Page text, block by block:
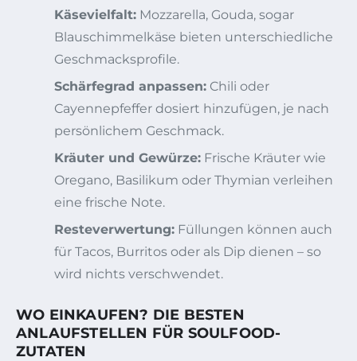
Käsevielfalt: Mozzarella, Gouda, sogar
Blauschimmelkäse bieten unterschiedliche
Geschmacksprofile.
Schärfegrad anpassen: Chili oder
Cayennepfeffer dosiert hinzufügen, je nach
persönlichem Geschmack.
Kräuter und Gewürze: Frische Kräuter wie
Oregano, Basilikum oder Thymian verleihen
eine frische Note.
Resteverwertung: Füllungen können auch
für Tacos, Burritos oder als Dip dienen – so
wird nichts verschwendet.
WO EINKAUFEN? DIE BESTEN
ANLAUFSTELLEN FÜR SOULFOOD-
ZUTATEN